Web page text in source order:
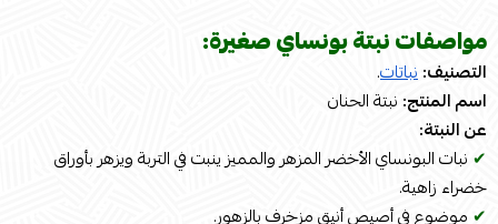
مواصفات نبتة بونساي صغيرة:
التصنيف:نباتات.
اسم المنتج: نبتة الحنان
عن النبتة:
✔ نبات البونساي الأخضر المزهر والمميز ينبت في التربة ويزهر بأوراق
خضراء زاهية.
✔ موضوع في أصيص أنيق مزخرف بالزهور.